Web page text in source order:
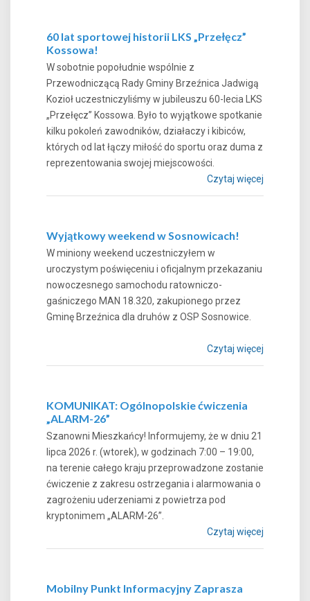
60 lat sportowej historii LKS „Przełęcz”
Kossowa!
W sobotnie popołudnie wspólnie z
Przewodniczącą Rady Gminy Brzeźnica Jadwigą
Kozioł uczestniczyliśmy w jubileuszu 60-lecia LKS
„Przełęcz” Kossowa. Było to wyjątkowe spotkanie
kilku pokoleń zawodników, działaczy i kibiców,
których od lat łączy miłość do sportu oraz duma z
reprezentowania swojej miejscowości.
Czytaj więcej
Wyjątkowy weekend w Sosnowicach!
W miniony weekend uczestniczyłem w
uroczystym poświęceniu i oficjalnym przekazaniu
nowoczesnego samochodu ratowniczo-
gaśniczego MAN 18.320, zakupionego przez
Gminę Brzeźnica dla druhów z OSP Sosnowice.
Czytaj więcej
KOMUNIKAT: Ogólnopolskie ćwiczenia
„ALARM-26”
Szanowni Mieszkańcy! Informujemy, że w dniu 21
lipca 2026 r. (wtorek), w godzinach 7:00 – 19:00,
na terenie całego kraju przeprowadzone zostanie
ćwiczenie z zakresu ostrzegania i alarmowania o
zagrożeniu uderzeniami z powietrza pod
kryptonimem „ALARM-26”.
Czytaj więcej
Mobilny Punkt Informacyjny Zaprasza